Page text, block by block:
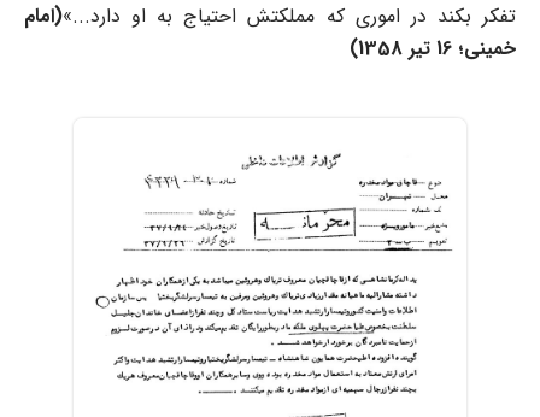
تفکر بکند در اموری که مملکتش احتیاج به او دارد...»(امام
خمینی؛ 16 تیر 1358)